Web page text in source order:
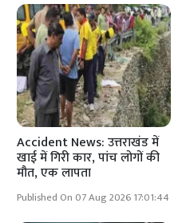
Accident News: उत्तराखंड में
खाई में गिरी कार, पांच लोगों की
मौत, एक लापता
Published On 07 Aug 2026 17:01:44